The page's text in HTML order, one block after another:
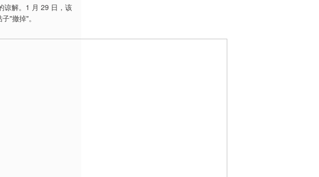
谅解。1 月 29 日，该
"撤掉"。